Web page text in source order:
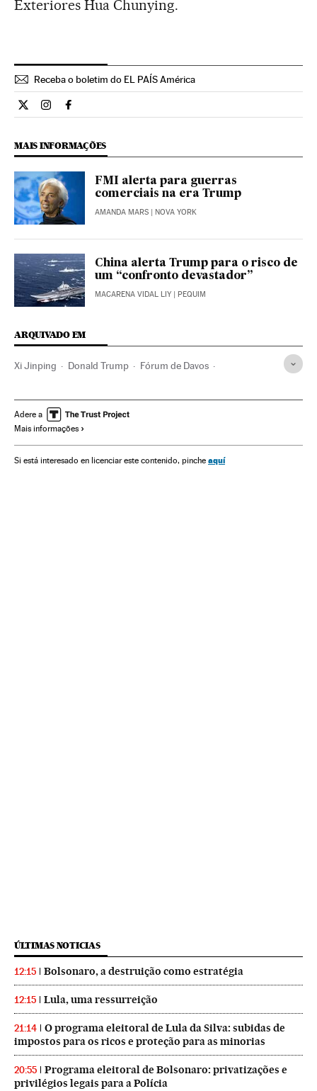
Exteriores Hua Chunying.
Receba o boletim do EL PAÍS América
Internacional El País Brasil en Twitter
Internacional El País Brasil en Instagram
Internacional El País Brasil en Facebook
MAIS INFORMAÇÕES
FMI alerta para guerras
comerciais na era Trump
AMANDA MARS | NOVA YORK
China alerta Trump para o risco de
um “confronto devastador”
MACARENA VIDAL LIY | PEQUIM
ARQUIVADO EM
Xi Jinping Donald Trump Fórum de Davos
Ásia oriental América do Norte
Organizações internacionais
Economia
Adere a
Mais informações
Si está interesado en licenciar este contenido, pinche aquí
ÚLTIMAS NOTICIAS
12:15 Bolsonaro, a destruição como estratégia
12:15 Lula, uma ressurreição
21:14
O programa eleitoral de Lula da Silva: subidas de
impostos para os ricos e proteção para as minorias
20:55
Programa eleitoral de Bolsonaro: privatizações e
privilégios legais para a Polícia